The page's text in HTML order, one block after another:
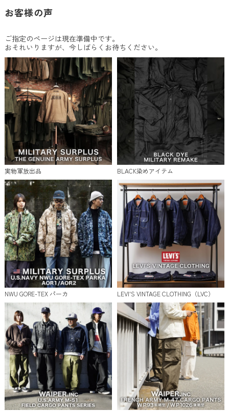
お客様の声
ご指定のページは現在準備中です。
おそれいりますが、今しばらくお待ちください。
実物軍放出品 BLACK染めアイテム
NWU GORE-TEX パーカ LEVI'S VINTAGE CLOTHING（LVC）